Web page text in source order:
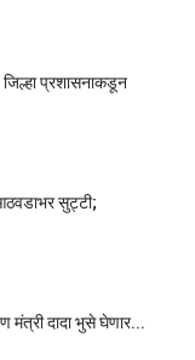
जिल्हा प्रशासनाकडून
आठवडाभर सुट्टी;
मंत्री दादा भुसे घेणार...